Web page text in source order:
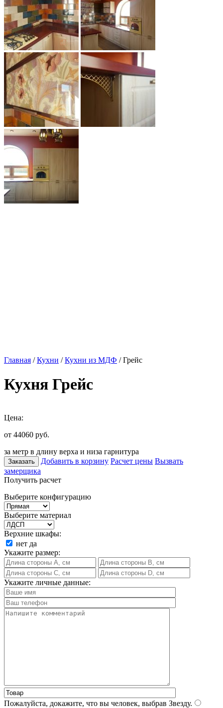
Главная /Кухни /Кухни из МДФ / Грейс
Кухня Грейс
Цена:
от 44060 руб.
за метр в длину верха и низа гарнитура
Заказать Добавить в корзину Расчет цены Вызвать
замерщика
Получить расчет
Выберите конфигурацию
Выберите материал
Верхние шкафы:
нет да
Укажите размер:
Укажите личные данные:
Пожалуйста, докажите, что вы человек, выбрав Звезду.